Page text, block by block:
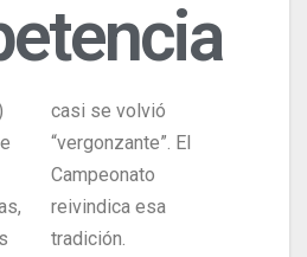
casi se volvió
“vergonzante”. El
Campeonato
reivindica esa
tradición.